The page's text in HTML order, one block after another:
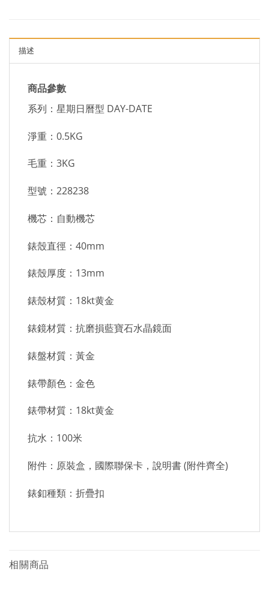
描述
商品參數
系列：星期日曆型 DAY-DATE
淨重：0.5KG
毛重：3KG
型號：228238
機芯：自動機芯
錶殼直徑：40mm
錶殼厚度：13mm
錶殼材質：18kt黄金
錶鏡材質：抗磨損藍寶石水晶鏡面
錶盤材質：黃金
錶帶顏色：金色
錶帶材質：18kt黄金
抗水：100米
附件：原裝盒，國際聯保卡，說明書 (附件齊全)
錶釦種類：折疊扣
相關商品